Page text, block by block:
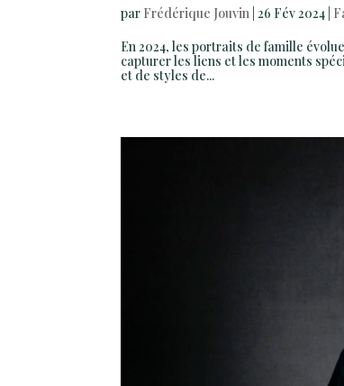
par Frédérique Jouvin |26 Fév 2024
En 2024, les portraits de famille
capturer les liens et les moments
et de styles de...